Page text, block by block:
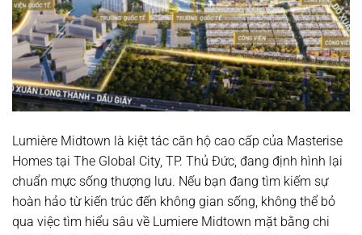
Lumière Midtown là kiệt tác căn hộ cao cấp của Masterise
Homes tại The Global City, TP. Thủ Đức, đang định hình lại
chuẩn mực sống thượng lưu. Nếu bạn đang tìm kiếm sự
hoàn hảo từ kiến trúc đến không gian sống, không thể bỏ
qua việc tìm hiểu sâu về Lumiere Midtown mặt bằng chi